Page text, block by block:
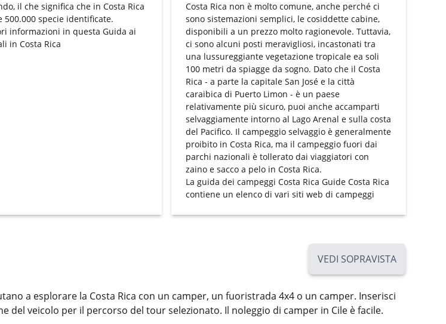
il che significa che in Costa Rica
500.000 specie identificate.
informazioni in questa Guida ai
in Costa Rica
Costa Rica non è molto comune, anche perché ci
sono sistemazioni semplici, le cosiddette cabine,
disponibili a un prezzo molto ragionevole. Tuttavia,
ci sono alcuni posti meravigliosi, incastonati tra
una lussureggiante vegetazione tropicale ea soli
100 metri da spiagge da sogno. Dato che il Costa
Rica - a parte la capitale San José e la città
caraibica di Puerto Limon - è un paese
relativamente più sicuro, puoi anche accamparti
selvaggiamente intorno al Lago Arenal e sulla costa
del Pacifico. Il campeggio selvaggio è generalmente
proibito in Costa Rica, ma il campeggio fuori dai
parchi nazionali è tollerato dai viaggiatori con
zaino e sacco a pelo in Costa Rica.
La guida dei campeggiCosta Rica Guide Costa Rica
contiene un elenco di vari siti web di campeggi
VEDI SOPRAVISTA
a esplorare la Costa Rica con un camper, un fuoristrada 4x4 o un camper. Inserisci
del veicolo per il percorso del tour selezionato. Il noleggio di camper in Cile è facile.